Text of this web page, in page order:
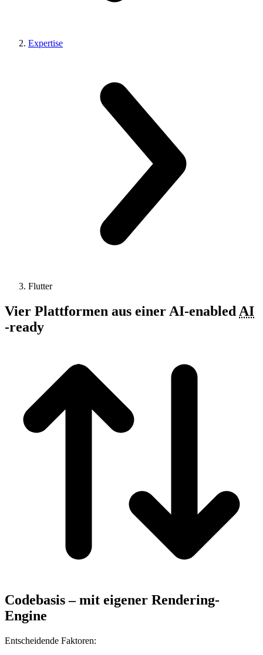
Expertise
Flutter
Vier Plattformen aus einerAI-enabledAI
-ready
Codebasis –mit eigener Rendering-
Engine
Entscheidende Faktoren: